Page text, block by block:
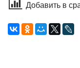
Добавить в